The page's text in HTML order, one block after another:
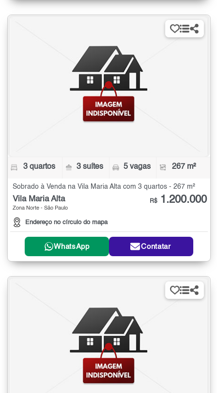
3 quartos 3 suítes 5 vagas 267 m²
Sobrado à Venda na Vila Maria Alta com 3 quartos - 267 m²
Vila Maria Alta
Zona Norte - São Paulo
Endereço no círculo do mapa
R$ 1.200.000
WhatsApp Contatar